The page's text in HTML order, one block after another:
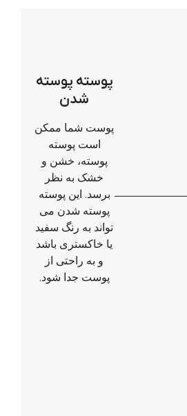
پوسته پوسته
شدن
پوست شما ممکن
است پوسته
پوسته، خشن و
خشک به نظر
برسد. این پوسته
پوسته شدن می
تواند به رنگ سفید
یا خاکستری باشد
و به راحتی از
پوست جدا شود.